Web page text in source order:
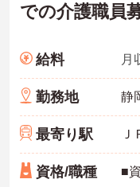
での介護職員
給料
勤務地
最寄り駅
資格/職種 ■